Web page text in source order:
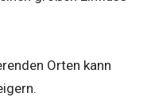
Orten kann